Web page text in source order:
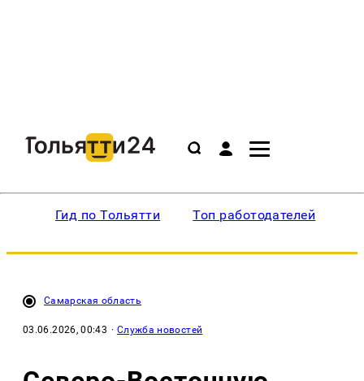
Гид по Тольятти Топ работодателей
Самарская область
03.06.2026, 00:43 · Служба новостей